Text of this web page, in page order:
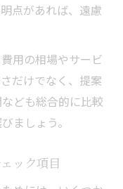
点があれば、遠慮
用の相場やサービ
だけでなく、提案
ども総合的に比較
ましょう。
ック項目